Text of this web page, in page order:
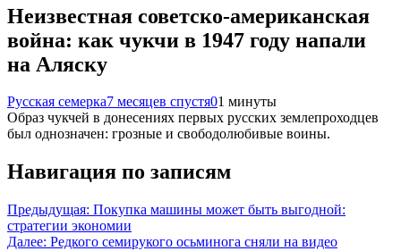
Неизвестная советско-американская
война: как чукчи в 1947 году напали
на Аляску
Русская семерка7 месяцев спустя01 минуты
Образ чукчей в донесениях первых русских землепроходцев
был однозначен: грозные и свободолюбивые воины.
Навигация по записям
Предыдущая: Покупка машины может быть выгодной:
стратегии экономии
Далее: Редкого семирукого осьминога сняли на видео